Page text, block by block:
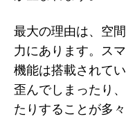
最大の理由は、空
力にあります。ス
機能は搭載されて
歪んでしまったり
たりすることが多